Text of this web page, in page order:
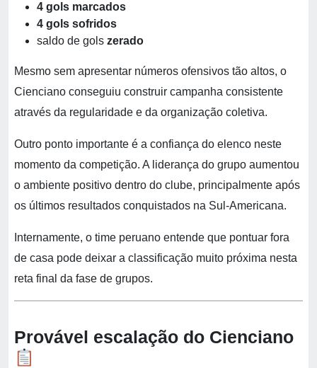
4 gols marcados
4 gols sofridos
saldo de gols zerado
Mesmo sem apresentar números ofensivos tão altos, o
Cienciano conseguiu construir campanha consistente
através da regularidade e da organização coletiva.
Outro ponto importante é a confiança do elenco neste
momento da competição. A liderança do grupo aumentou
o ambiente positivo dentro do clube, principalmente após
os últimos resultados conquistados na Sul-Americana.
Internamente, o time peruano entende que pontuar fora
de casa pode deixar a classificação muito próxima nesta
reta final da fase de grupos.
Provável escalação do Cienciano